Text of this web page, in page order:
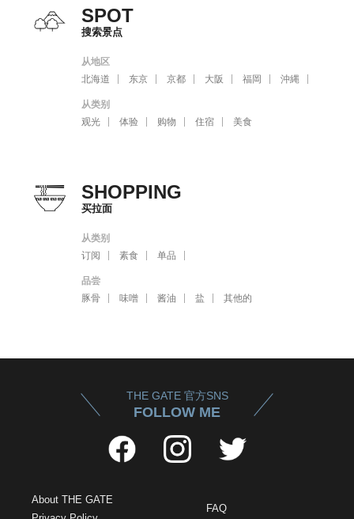
SPOT
搜索景点
从地区
北海道
东京 京都 大阪 福岡 沖縄
从类别
观光
体验 购物 住宿 美食
SHOPPING
买拉面
从类别
订阅
素食 单品
品尝
豚骨
味噌 酱油 盐 其他的
THE GATE 官方SNS
FOLLOW ME
About THE GATE
FAQ